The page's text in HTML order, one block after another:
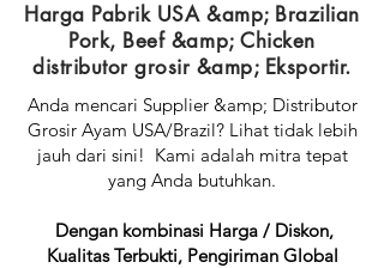
Harga Pabrik USA &amp; Brazilian
Pork, Beef &amp; Chicken
distributor grosir &amp; Eksportir.
Anda mencari Supplier &amp; Distributor
Grosir Ayam USA/Brazil? Lihat tidak lebih
jauh dari sini! Kami adalah mitra tepat
yang Anda butuhkan.
Dengan kombinasi Harga / Diskon,
Kualitas Terbukti, Pengiriman Global